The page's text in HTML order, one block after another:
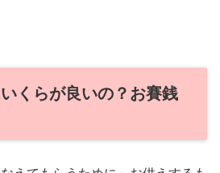
くらが良いの？お賽銭